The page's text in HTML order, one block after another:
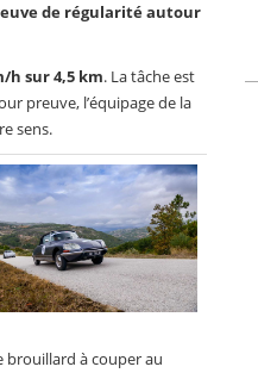
de régularité autour
h sur 4,5 km. La tâche est
preuve, l’équipage de la
sens.
brouillard à couper au